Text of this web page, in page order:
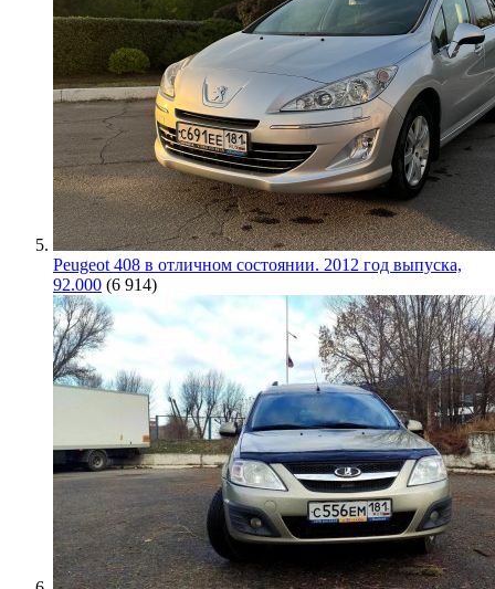
Peugeot 408 в отличном состоянии. 2012 год выпуска,
92.000 (6 914)